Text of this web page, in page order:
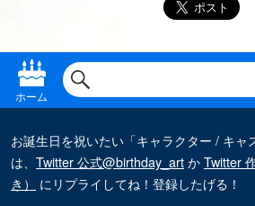
ホーム
お誕生日を祝いたい「キャラクター / キャ
は、 Twitter 公式@birthday_artかTwitter
き）
にリプライしてね！登録したげる！